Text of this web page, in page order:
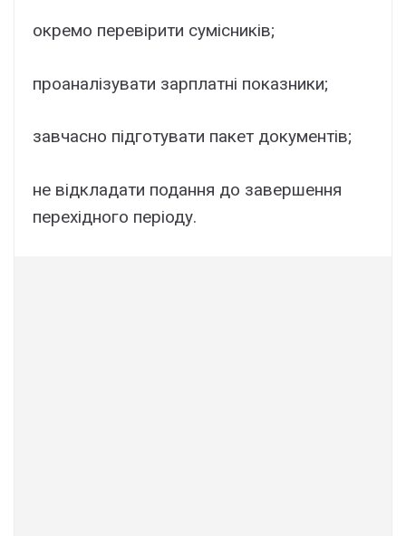
окремо перевірити сумісників;
проаналізувати зарплатні показники;
завчасно підготувати пакет документів;
не відкладати подання до завершення
перехідного періоду.